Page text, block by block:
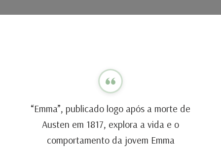
PUBLICAÇÃO
“Emma”, publicado logo após a morte de
Austen em 1817, explora a vida e o
comportamento da jovem Emma